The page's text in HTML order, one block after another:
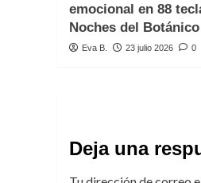
emocional en 88
Noches del Botánico
Eva B. 23 julio 2026 0
Deja una